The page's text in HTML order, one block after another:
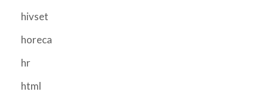
hivset
horeca
hr
html